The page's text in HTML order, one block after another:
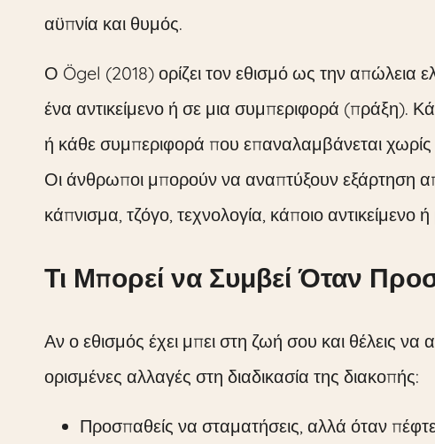
αϋπνία και θυμός.
Ο Ögel (2018) ορίζει τον εθισμό ως την απώλεια
ένα αντικείμενο ή σε μια συμπεριφορά (πράξη).
ή κάθε συμπεριφορά που επαναλαμβάνεται χωρίς
Οι άνθρωποι μπορούν να αναπτύξουν εξάρτηση
κάπνισμα, τζόγο, τεχνολογία, κάποιο αντικείμενο
Τι Μπορεί να Συμβεί Όταν
Αν ο εθισμός έχει μπει στη ζωή σου και θέλεις να
ορισμένες αλλαγές στη διαδικασία της διακοπής:
Προσπαθείς να σταματήσεις, αλλά όταν